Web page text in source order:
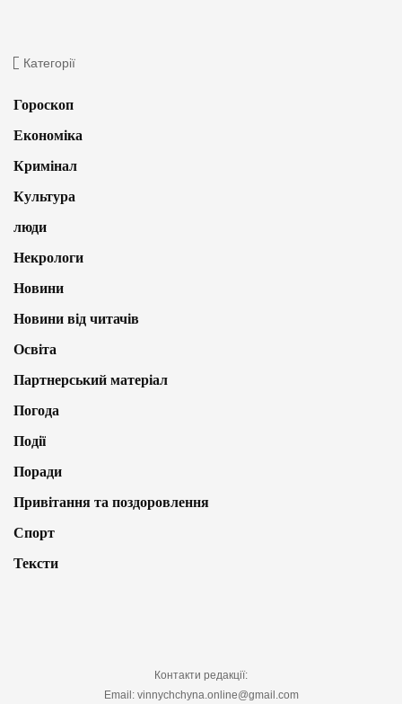
Категорії
Гороскоп
Економіка
Кримінал
Культура
люди
Некрологи
Новини
Новини від читачів
Освіта
Партнерський матеріал
Погода
Події
Поради
Привітання та поздоровлення
Спорт
Тексти
Контакти редакції:
Email: vinnychchyna.online@gmail.com